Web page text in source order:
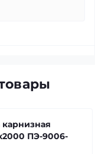
карнизная
ПЭ-9006-